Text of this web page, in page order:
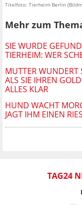
Titelfoto: Tierheim Berlin
Mehr zum
SIE WURDE
TIERHEIM: WER
MUTTER WUNDERT
ALS SIE IHREN
ALLES KLAR
HUND WACHT
JAGT IHM EINEN
TAG24